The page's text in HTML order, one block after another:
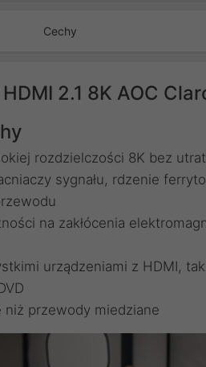
Cechy
2.1 8K AOC
rozdzielczości 8K bez
sygnału, rdzenie
na zakłócenia
urządzeniami z HDMI,
przewody miedziane